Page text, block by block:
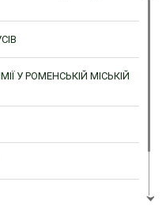
У РОМЕНСЬКІЙ МІСЬКІЙ